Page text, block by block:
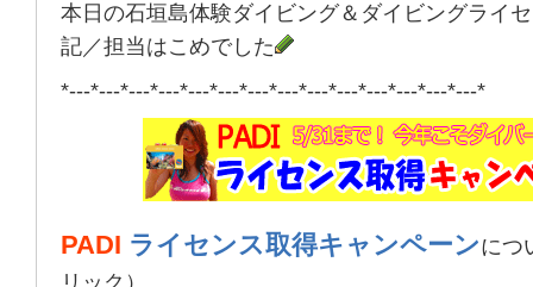
本日の石垣島体験ダイビング＆ダイビングライ
記／担当はこめでした
*---*---*---*---*---*---*---*---*---*---*---*---*---*---*
PADI ライセンス取得キャンペーンにつ
リック）